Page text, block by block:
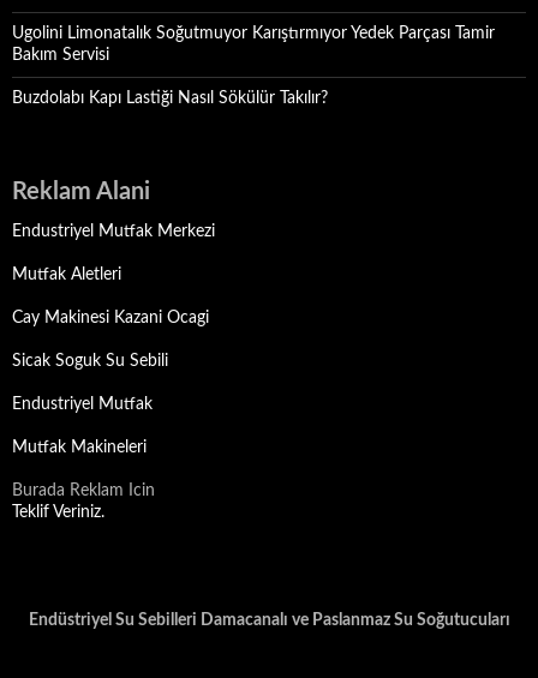
Ugolini Limonatalık Soğutmuyor Karıştırmıyor Yedek Parçası Tamir
Bakım Servisi
Buzdolabı Kapı Lastiği Nasıl Sökülür Takılır?
Reklam Alani
Endustriyel Mutfak Merkezi
Mutfak Aletleri
Cay Makinesi Kazani Ocagi
Sicak Soguk Su Sebili
Endustriyel Mutfak
Mutfak Makineleri
Burada Reklam Icin
Teklif Veriniz.
Endüstriyel Su Sebilleri Damacanalı ve Paslanmaz Su Soğutucuları